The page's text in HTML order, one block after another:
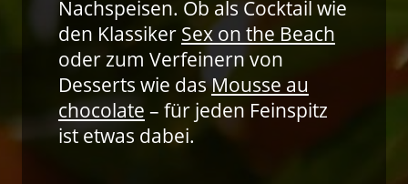
Nachspeisen. Ob als Cocktail wie
den Klassiker Sex on the Beach
oder zum Verfeinern von
Desserts wie dasMousse au
chocolate – für jeden Feinspitz
ist etwas dabei.